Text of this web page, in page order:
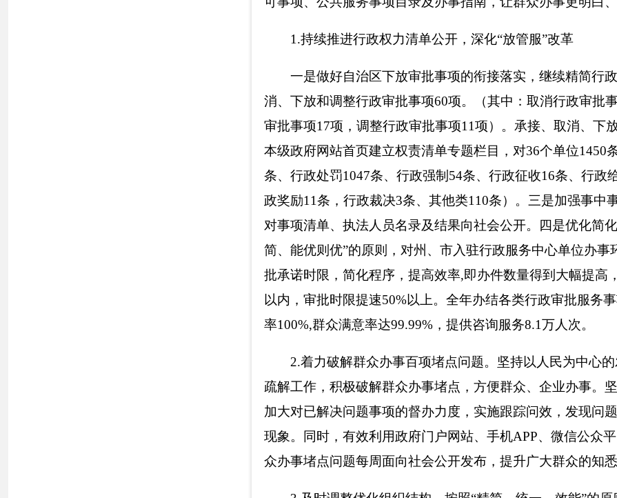
同时，有效利用政府门户网站、手机APP、 微信公众平台、政务微博等
优化组织结构。 按照 “精简、统一、效能”的原则，及时调整机构设
行政效能。结合机构改革，对 政府网站文化体育、质监、食品、 卫生、住建、市场
及名称、领导成员、职责、机构进行及时修改合并，政府网站与州直相关单
。
强化财政资金信息公开。2018年，克州本级共14 个部门分别在克州政府网
、统一、准确、及时 公开了财政预算、决算、“三公”经费 2018年财政预算执
算（草案）的报告等，公开率达100%。积极做好行政事业性收费、扶贫工作、保
及财政政策专项公开工作，进一步加大了管理使用情况的公开力度，公开面达到
推进住房保障信息公开。将规划审批、资质审批、审查、施工许可、工程质
事流程、审批要件
、办结时限、监管渠道等均在政府网站、办事窗口、公示栏公示
加强环境保护信息公开力度。在克州人民政府网站开设了中央环境保护督查
空气质量、饮用水水源地、建设项目环境影响评价、重点污染防治等及时公开
挥“12369”环境投诉热线作用，实行24小时值班制度，随时受理群众投诉。
推进食品药品安全信息公开。充分利用克州人民政府网站公开发布食品药品